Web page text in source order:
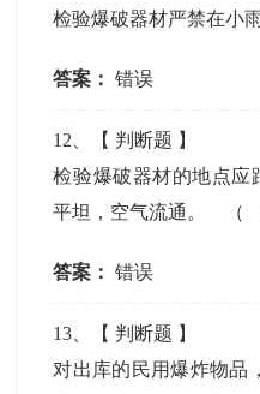
检验爆破器材严禁在小
答案： 错误
12 、【 判断题 】
检验爆破器材的地点应
平坦，空气流通。 （
答案： 错误
13 、【 判断题 】
对出库的民用爆炸物品